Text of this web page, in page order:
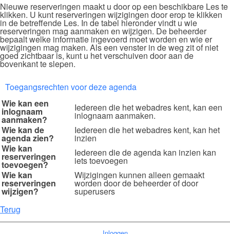
Nieuwe reserveringen maakt u door op een beschikbare Les te
klikken. U kunt reserveringen wijzigingen door erop te klikken
in de betreffende Les. In de tabel hieronder vindt u wie
reserveringen mag aanmaken en wijzigen. De beheerder
bepaalt welke informatie ingevoerd moet worden en wie er
wijzigingen mag maken. Als een venster in de weg zit of niet
goed zichtbaar is, kunt u het verschuiven door aan de
bovenkant te slepen.
Toegangsrechten voor deze agenda
Wie kan een
inlognaam
aanmaken?
Iedereen die het webadres kent, kan een
inlognaam aanmaken.
Wie kan de
agenda zien?
Iedereen die het webadres kent, kan het
inzien
Wie kan
reserveringen
toevoegen?
Iedereen die de agenda kan inzien kan
iets toevoegen
Wie kan
reserveringen
wijzigen?
Wijzigingen kunnen alleen gemaakt
worden door de beheerder of door
superusers
Terug